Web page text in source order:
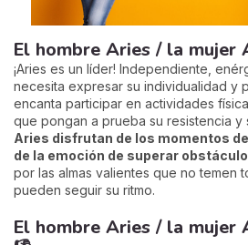
El hombre Aries / la mujer
¡Aries es un líder! Independiente,
necesita expresar su individualidad y
encanta participar en actividades
que pongan a prueba su resistencia y
Aries disfrutan de los momentos
de la emoción de superar
por las almas valientes que no temen
pueden seguir su ritmo.
El hombre Aries / la mujer